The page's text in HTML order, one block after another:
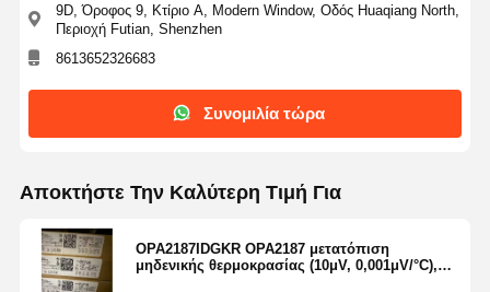
9D, Όροφος 9, Κτίριο A, Modern Window, Οδός Huaqiang North,
Περιοχή Futian, Shenzhen
8613652326683
Συνομιλία τώρα
Αποκτήστε Την Καλύτερη Τιμή Για
OPA2187IDGKR OPA2187 μετατόπιση
μηδενικής θερμοκρασίας (10μV, 0,001μV/°C),